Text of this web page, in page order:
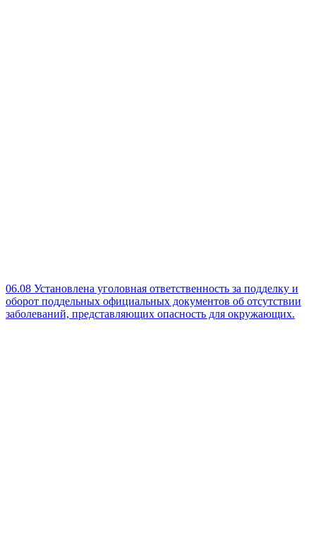
06.08 Установлена уголовная ответственность за подделку и
оборот поддельных официальных документов об отсутствии
заболеваний, представляющих опасность для окружающих.